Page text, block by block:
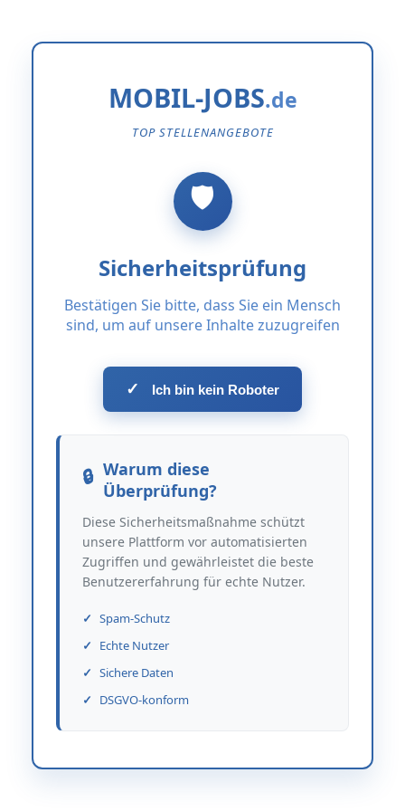
MOBIL-JOBS
TOP STELLENANGEBOTE
Sicherheitsprüfung
Bestätigen Sie bitte, dass Sie ein Mensch
sind, um auf unsere Inhalte zuzugreifen
✓ Ich bin kein Roboter
Warum diese
Überprüfung?
Diese Sicherheitsmaßnahme schützt
unsere Plattform vor automatisierten
Zugriffen und gewährleistet die beste
Benutzererfahrung für echte Nutzer.
Spam-Schutz
Echte Nutzer
Sichere Daten
DSGVO-konform